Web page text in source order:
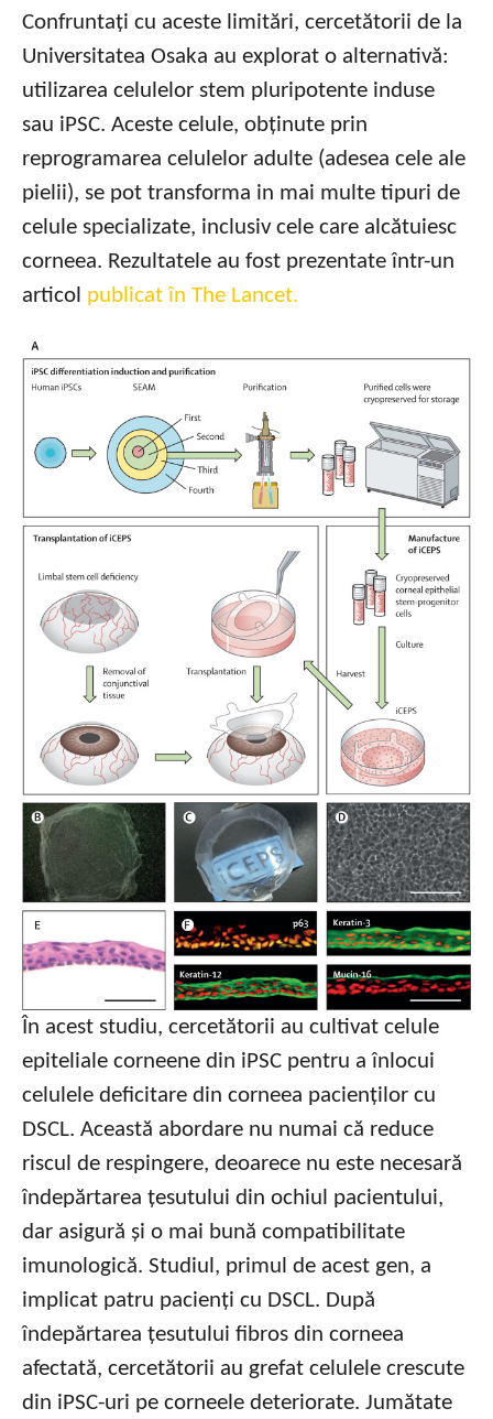
Confruntați cu aceste limitări, cercetătorii de la
Universitatea Osaka au explorat o alternativă:
utilizarea celulelor stem pluripotente induse
sau iPSC. Aceste celule, obținute prin
reprogramarea celulelor adulte (adesea cele ale
pielii), se pot transforma in mai multe tipuri de
celule specializate, inclusiv cele care alcătuiesc
corneea. Rezultatele au fost prezentate într-un
articol publicat în The Lancet.
În acest studiu, cercetătorii au cultivat celule
epiteliale corneene din iPSC pentru a înlocui
celulele deficitare din corneea pacienților cu
DSCL. Această abordare nu numai că reduce
riscul de respingere, deoarece nu este necesară
îndepărtarea țesutului din ochiul pacientului,
dar asigură și o mai bună compatibilitate
imunologică. Studiul, primul de acest gen, a
implicat patru pacienți cu DSCL. După
îndepărtarea țesutului fibros din corneea
afectată, cercetătorii au grefat celulele crescute
din iPSC-uri pe corneele deteriorate. Jumătate